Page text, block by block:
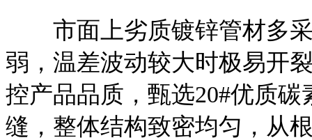
市面上劣质镀锌管材多采
弱，温差波动较大时极易开
控产品品质，甄选20#优质
缝，整体结构致密均匀，从